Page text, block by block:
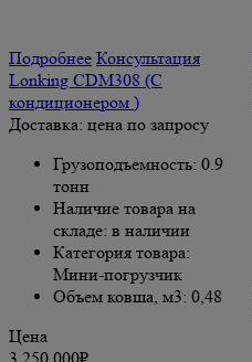
Подробнее Консультация
Lonking CDM308 (С
кондиционером )
Доставка: цена по запросу
Грузоподъемность: 0.9
тонн
Наличие товара на
складе: в наличии
Категория товара:
Мини-погрузчик
Объем ковша, м3: 0,48
Цена